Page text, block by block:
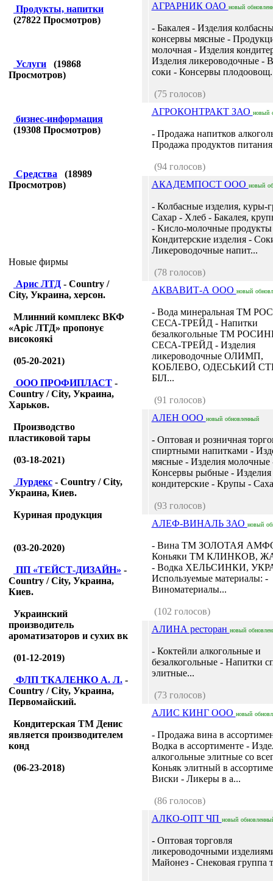
Продукты, напитки
(27822 Просмотров)
Услуги (19868
Просмотров)
бизнес-информация
(19308 Просмотров)
Средства (18989
Просмотров)
Новые фирмы
Арис ЛТД - Country /
City, Украина, херсон.
Млинний комплекс ВКФ
«Аріс ЛТД» пропонує
високоякі
(05-20-2021)
ООО ПРОФИПЛАСТ -
Country / City, Украина,
Харьков.
Производство
пластиковой тары
(03-18-2021)
Лурдекс - Country / City,
Украина, Киев.
Куриная продукция
(03-20-2020)
ПП «ТЕЙСТ-ДИЗАЙН» -
Country / City, Украина,
Киев.
Украинский
производитель
ароматизаторов и сухих вк
(01-12-2019)
ФЛП ТКАЛЕНКО А. Л. -
Country / City, Украина,
Первомайский.
Кондитерская ТМ Денис
является производителем
конд
(06-23-2018)
АГРАРНИК ОАО новый
- Бакалея - Изделия
консервы мясные -
молочная - Изделия
Изделия ликероводочные -
соки - Консервы
(75 голосов)
АГРОКОНТРАКТ ЗАО новый
- Продажа напитков
Продажа продуктов
(94 голосов)
АКАДЕМПОСТ ООО новый
- Колбасные изделия, куры-
Сахар - Хлеб - Бакалея,
- Кисло-молочные продукты
Кондитерские изделия -
Ликероводочные напит...
(78 голосов)
АКВАВИТ-А ООО новый
- Вода минеральная ТМ
СЕСА-ТРЕЙД - Напитки
безалкогольные ТМ
СЕСА-ТРЕЙД - Изделия
ликероводочные ОЛИМП,
КОБЛЕВО, ОДЕСЬКИЙ
БІЛ...
(91 голосов)
АЛЕН ООО новый обновленный
- Оптовая и розничная
спиртными напитками -
мясные - Изделия молочные
Консервы рыбные - Изделия
кондитерские - Крупы -
(93 голосов)
АЛЕФ-ВИНАЛЬ ЗАО новый
- Вина ТМ ЗОЛОТАЯ
Коньяки ТМ КЛИНКОВ,
- Водка ХЕЛЬСИНКИ,
Используемые материалы: -
Виноматериалы...
(102 голосов)
АЛИНА ресторан новый
- Коктейли алкогольные и
безалкогольные - Напитки
элитные...
(73 голосов)
АЛИС КИНГ ООО новый
- Продажа вина в
Водка в ассортименте -
алкогольные элитные со
Коньяк элитный в
Виски - Ликеры в а...
(86 голосов)
АЛКО-ОПТ ЧП новый
- Оптовая торговля
ликероводочными
Майонез - Снековая группа